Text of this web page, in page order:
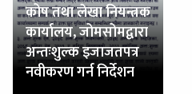
कोष तथा लेखा नियन्त्रक
कार्यालय, जोमसोमद्वारा
अन्तःशुल्क इजाजतपत्र
नवीकरण गर्न निर्देशन